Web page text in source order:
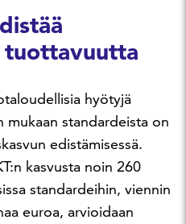
tuottavuutta
hyötyjä
mukaan standardeista on
edistämisessä.
kasvusta noin 260
standardeihin, viennin
euroa, arvioidaan